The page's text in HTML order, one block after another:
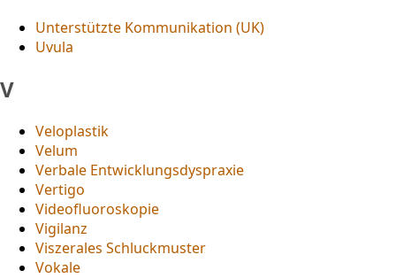
Unterstützte Kommunikation (UK)
Uvula
V
Veloplastik
Velum
Verbale Entwicklungsdyspraxie
Vertigo
Videofluoroskopie
Vigilanz
Viszerales Schluckmuster
Vokale